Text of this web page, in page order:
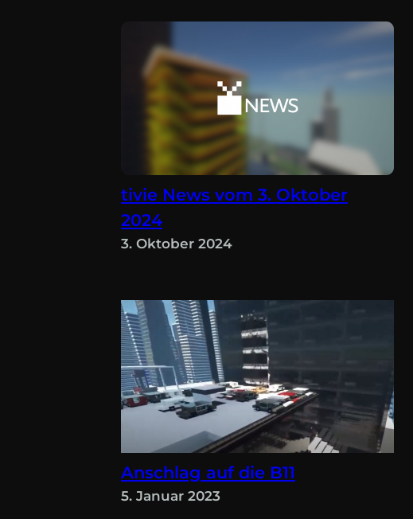
tivie News vom 3. Oktober
2024
3. Oktober 2024
Anschlag auf die B11
5. Januar 2023